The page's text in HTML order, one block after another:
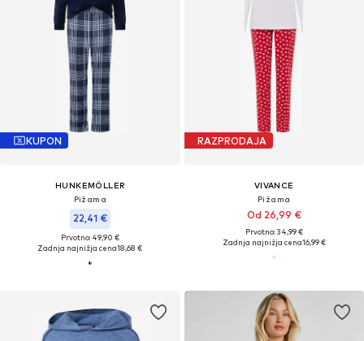
KUPON
HUNKEMÖLLER
Pižama
22,41 €
Prvotno: 49,90 €
Zadnja najnižja cena18,68 €
RAZPRODAJA
VIVANCE
Pižama
Od 26,99 €
Prvotno: 34,99 €
Zadnja najnižja cena16,99 €